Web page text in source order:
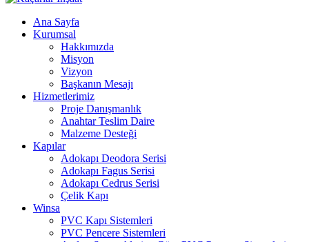
Ana Sayfa
Kurumsal
Hakkımızda
Misyon
Vizyon
Başkanın Mesajı
Hizmetlerimiz
Proje Danışmanlık
Anahtar Teslim Daire
Malzeme Desteği
Kapılar
Adokapı Deodora Serisi
Adokapı Fagus Serisi
Adokapı Cedrus Serisi
Çelik Kapı
Winsa
PVC Kapı Sistemleri
PVC Pencere Sistemleri